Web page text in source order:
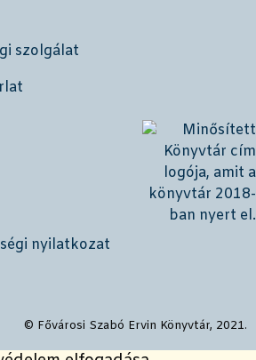
szolgálat
nyilatkozat
© Fővárosi Szabó Ervin Könyvtár, 2021.